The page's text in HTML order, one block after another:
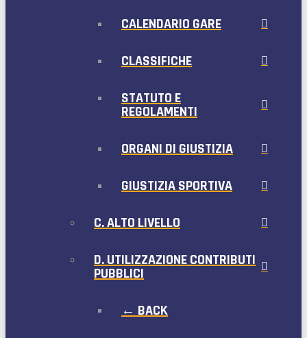
CALENDARIO GARE
CLASSIFICHE
STATUTO E
REGOLAMENTI
ORGANI DI GIUSTIZIA
GIUSTIZIA SPORTIVA
C. ALTO LIVELLO
D. UTILIZZAZIONE CONTRIBUTI
PUBBLICI
← BACK